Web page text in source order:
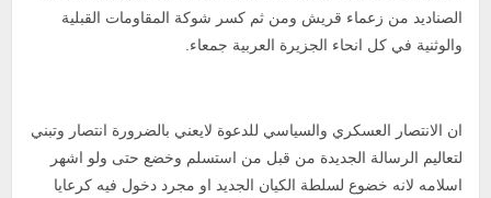
الصناديد من زعماء قريش ومن ثم كسر شوكة المقاومات القبلية
والوثنية في كل انحاء الجزيرة العربية جمعاء.
ان الانتصار العسكري والسياسي للدعوة لايعني بالضرورة انتصار وتبني
لتعاليم الرسالة الجديدة من قبل من استسلم وخضع حتى ولو اشهر
اسلامه لانه خضوع لسلطة الكيان الجديد او مجرد دخول فيه كرعايا